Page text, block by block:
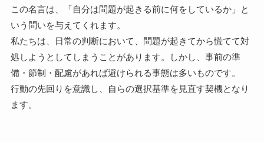
この名言は、「自分は問題が起きる前に何をしているか」と
いう問いを与えてくれます。
私たちは、日常の判断において、問題が起きてから慌てて対
処しようとしてしまうことがあります。しかし、事前の準
備・節制・配慮があれば避けられる事態は多いものです。
行動の先回りを意識し、自らの選択基準を見直す契機となり
ます。